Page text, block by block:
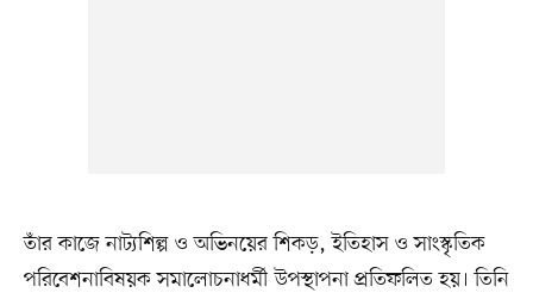
তাঁর কাজে নাট্যশিল্প ও অভিনয়ের শিকড়, ইতিহাস ও সাংস্কৃতিক
পরিবেশনাবিষয়ক সমালোচনাধর্মী উপস্থাপনা প্রতিফলিত হয়। তিনি